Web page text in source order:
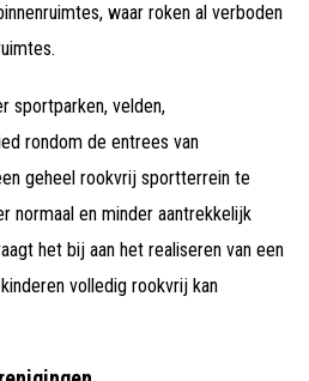
waar roken al verboden
sportparken, velden,
rondom de entrees van
geheel rookvrij sportterrein te
normaal en minder aantrekkelijk
het bij aan het realiseren van een
volledig rookvrij kan